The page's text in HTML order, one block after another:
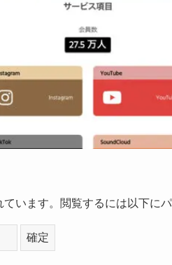
います。閲覧するには以下に